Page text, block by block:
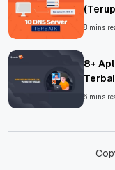
8 mins
8+
Asing!
6 mins